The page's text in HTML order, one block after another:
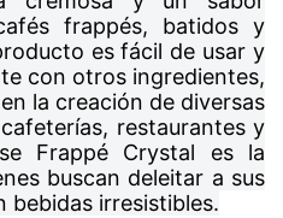
frappés, batidos y
es fácil de usar y
con otros ingredientes,
la creación de diversas
restaurantes y
Frappé Crystal es la
buscan deleitar a sus
bebidas irresistibles.